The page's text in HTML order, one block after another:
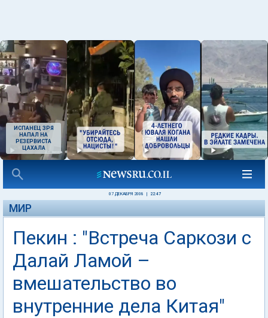
ИСПАНЕЦ ЗРЯ
НАПАЛ НА
РЕЗЕРВИСТА
ЦАХАЛА
07 ДЕКАБРЯ 2008 22:47
МИР
Пекин : "Встреча Саркози с
Далай Ламой –
вмешательство во
внутренние дела Китая"